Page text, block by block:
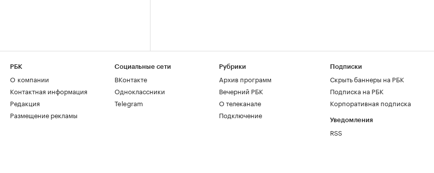
РБК
О компании
Контактная информация
Редакция
Размещение рекламы
Социальные сети
ВКонтакте
Одноклассники
Telegram
Рубрики
Архив программ
Вечерний РБК
О телеканале
Подключение
Подписки
Скрыть баннеры на РБК
Подписка на РБК
Корпоративная подписка
Уведомления
RSS